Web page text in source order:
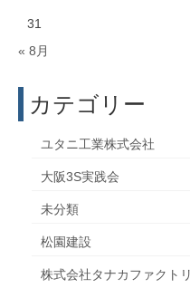
31
« 8月
カテゴリー
ユタニ工業株式会社
大阪3S実践会
未分類
松園建設
株式会社タナカファクト